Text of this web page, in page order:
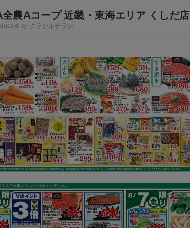
農Aコープ 近畿・東海エリア くしだ店
by クラシルチラシ